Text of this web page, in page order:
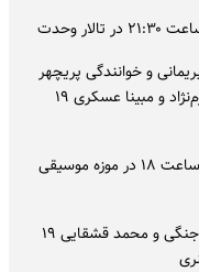
و خوانندگی پریچهر
خسروی، دنیا حاجی وندی، پگاه بزرگ، لیدا کرم‌نژاد و مبینا عسکری ۱۹
رسیتال پیانو سیاوش دمیریان ۱۹ اردیبهشت ساعت ۱۸ در موزه موسیقی
«شب تنبور» با حضور حسین قانبیلی، محمد جنگی و محمد قشقایی ۱۹